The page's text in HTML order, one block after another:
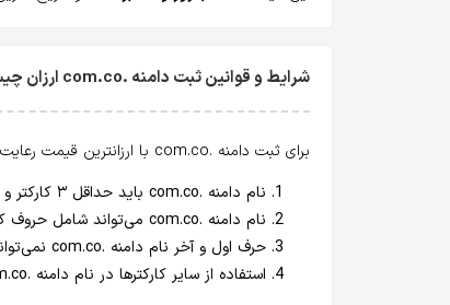
شرایط و قوانین ثبت دامنه .com.co ارزان چیست؟
برای ثبت دامنه .com.co با ارزانترین قیمت رعایت موارد زیر
نام دامنه .com.co باید حداقل ۳ کارکتر و حداکثر ۶۳ کارکتر باشد.
نام دامنه .com.co می‌تواند شامل حروف کوچک انگلیسی (a-z)، اعداد انگلیسی و خط تیره (اصطلاحا dash یا hyphen : "-") باشد.
حرف اول و آخر نام دامنه .com.co نمی‌تواند خط تیره (Hyphen) باشد.
استفاده از سایر کارکترها در نام دامنه .com.co غیر مجاز است.